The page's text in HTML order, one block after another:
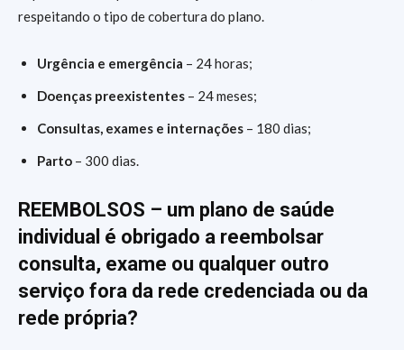
respeitando o tipo de cobertura do plano.
Urgência e emergência – 24 horas;
Doenças preexistentes – 24 meses;
Consultas, exames e internações – 180 dias;
Parto – 300 dias.
REEMBOLSOS – um plano de saúde
individual é obrigado a reembolsar
consulta, exame ou qualquer outro
serviço fora da rede credenciada ou da
rede própria?